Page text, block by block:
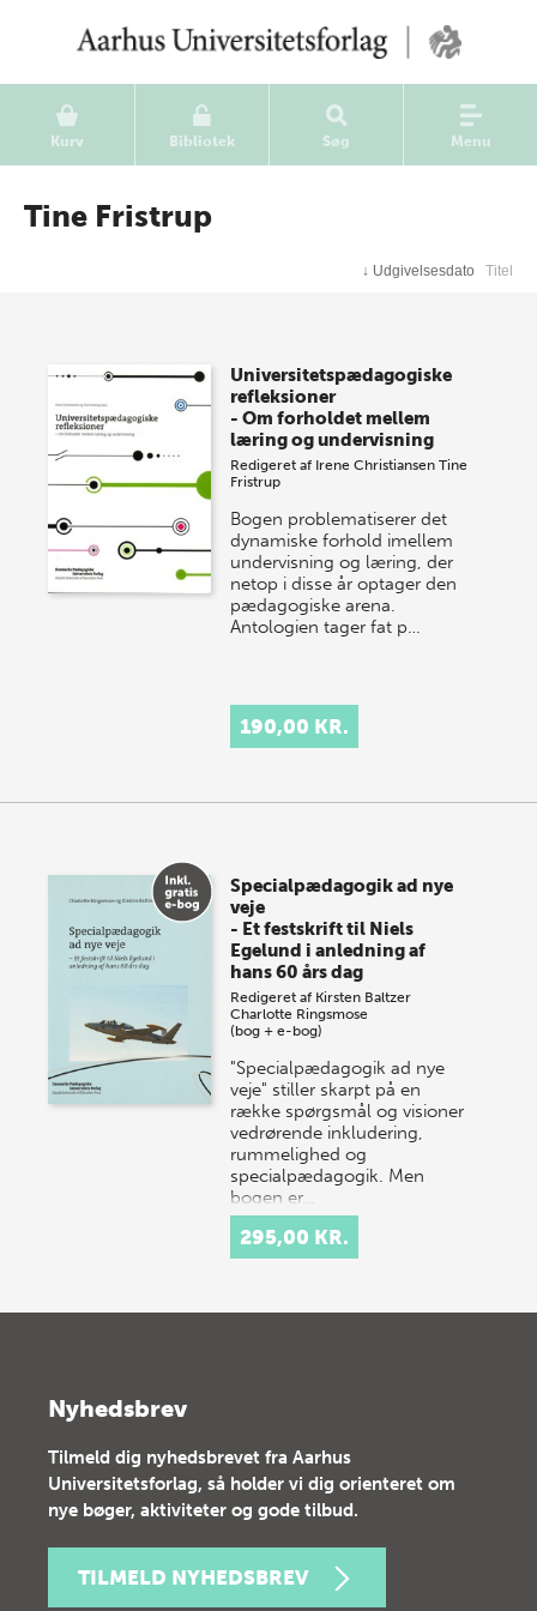
Kurv Bibliotek Søg Menu
Tine Fristrup
↓ Udgivelsesdato Titel
Universitetspædagogiske
refleksioner
- Om forholdet mellem
læring og undervisning
Redigeret af Irene Christiansen Tine
Fristrup
Bogen problematiserer det
dynamiske forhold imellem
undervisning og læring, der
netop i disse år optager den
pædagogiske arena.
Antologien tager fat p…
190,00 KR.
Specialpædagogik ad nye
veje
- Et festskrift til Niels
Egelund i anledning af
hans 60 års dag
Redigeret af Kirsten Baltzer
Charlotte Ringsmose
(bog + e-bog)
"Specialpædagogik ad nye
veje" stiller skarpt på en
række spørgsmål og visioner
vedrørende inkludering,
rummelighed og
specialpædagogik. Men
bogen er…
295,00 KR.
Nyhedsbrev
Tilmeld dig nyhedsbrevet fra Aarhus
Universitetsforlag, så holder vi dig orienteret om
nye bøger, aktiviteter og gode tilbud.
TILMELD NYHEDSBREV